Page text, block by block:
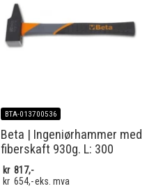
BTA-013700536
Beta | Ingeniørhammer med
fiberskaft 930g. L: 300
kr 817,-
kr 654,-eks. mva